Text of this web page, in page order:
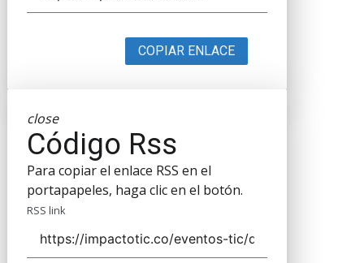
COPIAR ENLACE
close
Código Rss
Para copiar el enlace RSS en el
portapapeles, haga clic en el botón.
RSS link